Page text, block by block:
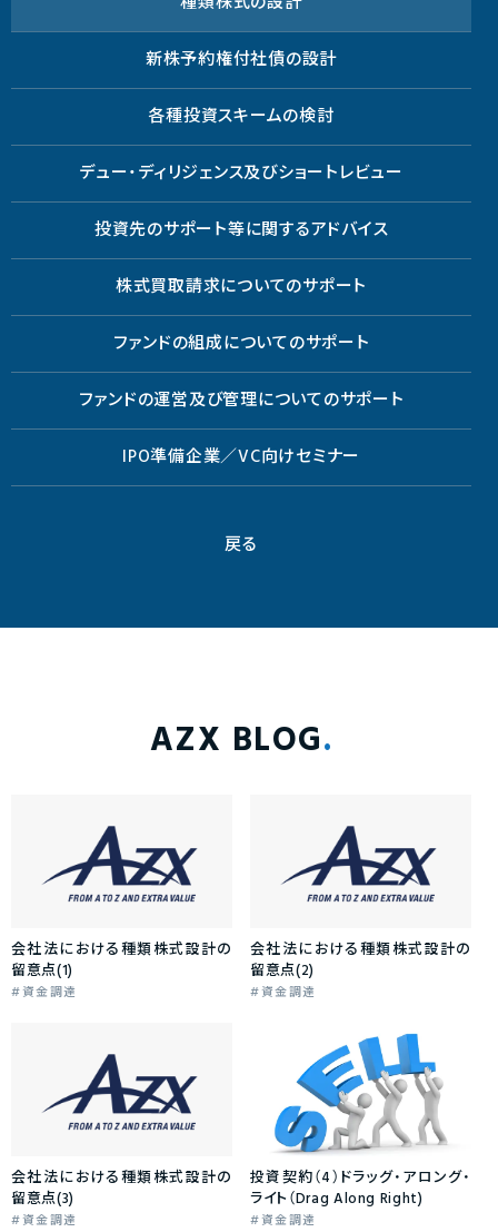
新株予約権付社債の設計
各種投資スキームの検討
デュー・ディリジェンス及びショートレビュー
投資先のサポート等に関するアドバイス
株式買取請求についてのサポート
ファンドの組成についてのサポート
ファンドの運営及び管理についてのサポート
IPO準備企業／VC向けセミナー
戻る
AZX BLOG
会社法における種類株式設計の
留意点(1)
資金調達
会社法における種類株式設計の
留意点(2)
資金調達
会社法における種類株式設計の
留意点(3)
資金調達
投資契約（4）ドラッグ・アロング・
ライト（Drag Along Right)
資金調達